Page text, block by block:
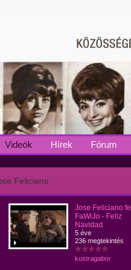
Videók Hírek Fórum
Feliciano
Jose Feliciano
FaWiJo - Feliz
Navidad
5 éve
236 megtekintés
kustragabor